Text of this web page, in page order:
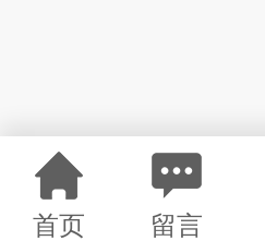
首页 留言